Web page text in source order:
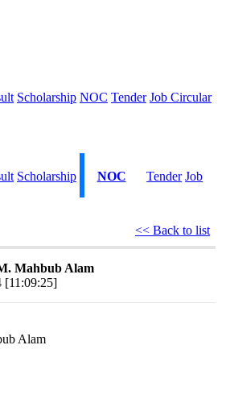
Scholarship NOC Tender Job Circular
Scholarship NOC Tender Job
<< Back to list
Mahbub Alam
[11:09:25]
Alam